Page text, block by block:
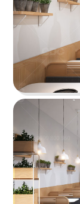
Dự án
tọa lạc